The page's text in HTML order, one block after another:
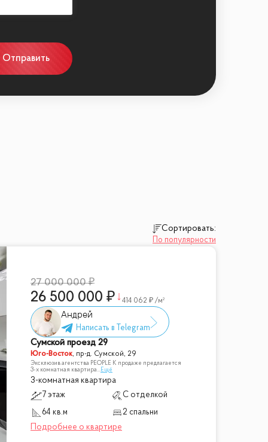
Отправить
Сортировать:
По популярности
27 000 000
26 500 000 414 062 /м²
Андрей
Сумской проезд 29
Юго-Восток, пр-д. Сумской, 29
Эксклюзив агентства PEOPLE К продаже предлагается
3-х комнатная квартира...Ещё
3-комнатная квартира
7 этаж
С отделкой
64 кв.м
2 спальни